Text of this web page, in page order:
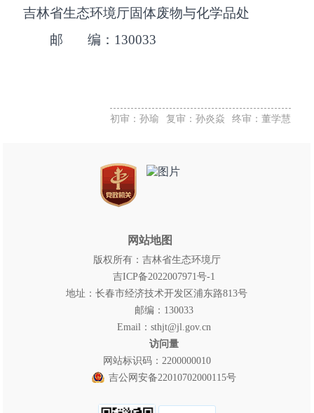
吉林省生态环境厅固体废物与化学品处
邮 编：130033
初审：孙瑜 复审：孙炎焱 终审：董学慧
网站地图
版权所有：吉林省生态环境厅
吉ICP备2022007971号-1
地址：长春市经济技术开发区浦东路813号
邮编：130033
Email：sthjt@jl.gov.cn
访问量
网站标识码：2200000010
吉公网安备22010702000115号